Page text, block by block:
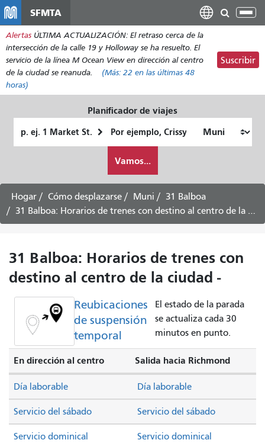
contenido
principal
SFMTA
Alertas ÚLTIMA ACTUALIZACIÓN: El retraso cerca de la
intersección de la calle 19 y Holloway se ha resuelto. El
servicio de la línea M Ocean View en dirección al centro
de la ciudad se reanuda.
(Más: 22 en las últimas 48
horas)
Suscribir
Planificador de viajes
de
quiero
viajar
Vamos...
Hogar Cómo desplazarse Muni
31 Balboa
31 Balboa: Horarios de trenes con destino al centro de la ciudad -
31 Balboa: Horarios de trenes con
destino al centro de la ciudad -
Reubicaciones
de suspensión
temporal
El estado de la parada
se actualiza cada 30
minutos en punto.
En dirección al centro Salida hacia Richmond
Servicio del sábado Servicio del sábado
Servicio dominical Servicio dominical
Día laborable Día laborable